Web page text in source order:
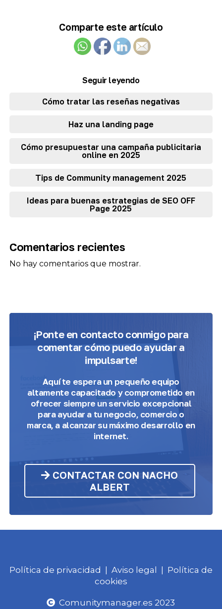
Comparte este artículo
Seguir leyendo
Cómo tratar las reseñas negativas
Haz una landing page
Cómo presupuestar una campaña publicitaria
online en 2025
Tips de Community management 2025
Ideas para buenas estrategias de SEO OFF
Page 2025
Comentarios recientes
No hay comentarios que mostrar.
¡Ponte en contacto conmigo para
comentar cómo puedo ayudar a
impulsarte!
Aquí te esperaun pequeño equipo
altamente capacitado y comprometido en
ofrecer siempre un servicio excepcional
para ayudar a tu negocio, comercio o
marca, a alcanzar su máximo desarrollo en
internet.
CONTACTAR CON NACHO
ALBERT
Política de privacidad Aviso legal
Política de
cookies
Comunitymanager.es 2023